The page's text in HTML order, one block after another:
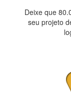
Deixe que
seu projeto